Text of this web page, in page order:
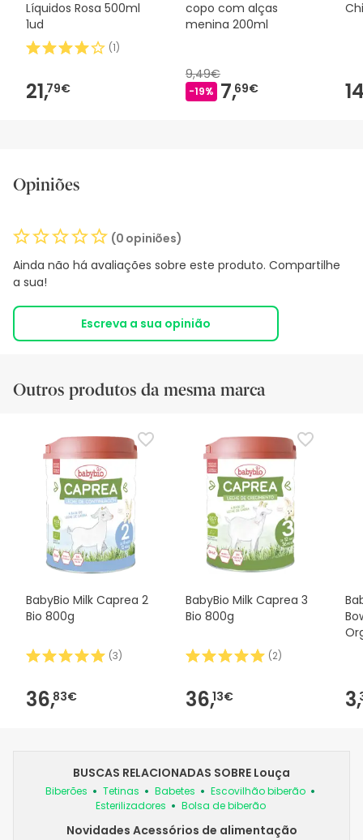
Líquidos Rosa 500ml
1ud
(1)
21,79€
copo com alças
menina 200ml
9,49€
-19% 7,69€
Opiniões
(0 opiniões)
Ainda não há avaliações sobre este produto. Compartilhe
a sua!
Escreva a sua opinião
Outros produtos da mesma marca
BabyBio Milk Caprea 2
Bio 800g
(3)
36,83€
BabyBio Milk Caprea 3
Bio 800g
(2)
36,13€ 3,
BUSCAS RELACIONADAS SOBRE Louça
Biberões Tetinas Babetes
Escovilhão biberão
Esterilizadores
Bolsa de biberão
Novidades Acessórios de alimentação